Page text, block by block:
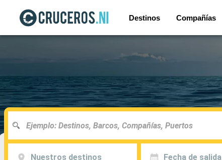
Destinos Compañías
Nuestros destinos Fecha de salida